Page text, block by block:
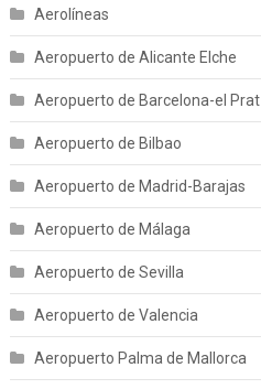
Aerolíneas
Aeropuerto de Alicante Elche
Aeropuerto de Barcelona-el Prat
Aeropuerto de Bilbao
Aeropuerto de Madrid-Barajas
Aeropuerto de Málaga
Aeropuerto de Sevilla
Aeropuerto de Valencia
Aeropuerto Palma de Mallorca